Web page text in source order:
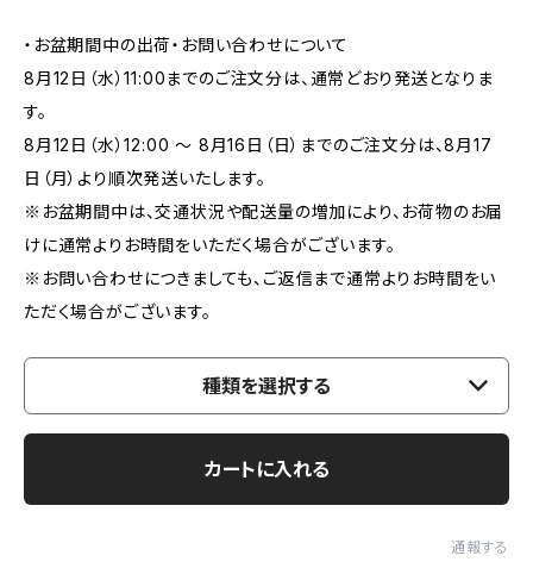
・お盆期間中の出荷・お問い合わせについて
8月12日（水）11:00までのご注文分は、通常どおり発送となりま
す。
8月12日（水）12:00 ～ 8月16日（日）までのご注文分は、8月17
日（月）より順次発送いたします。
※お盆期間中は、交通状況や配送量の増加により、お荷物のお届
けに通常よりお時間をいただく場合がございます。
※お問い合わせにつきましても、ご返信まで通常よりお時間をい
ただく場合がございます。
種類を選択する
カートに入れる
通報する